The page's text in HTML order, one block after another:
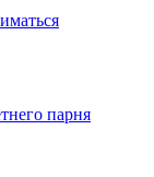
парня